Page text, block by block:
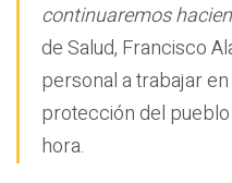
continuaremos
de Salud, Francisco
personal a trabajar
protección del
hora.